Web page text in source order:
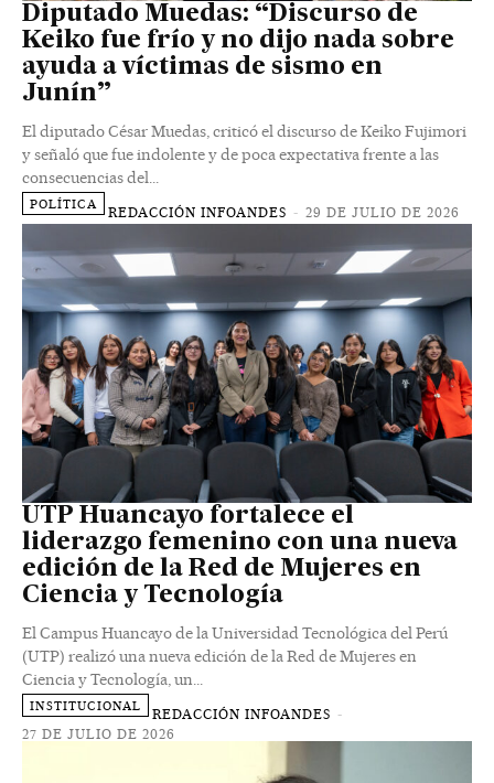
Diputado Muedas: “Discurso de
Keiko fue frío y no dijo nada sobre
ayuda a víctimas de sismo en
Junín”
El diputado César Muedas, criticó el discurso de Keiko Fujimori
y señaló que fue indolente y de poca expectativa frente a las
consecuencias del...
POLÍTICA REDACCIÓN INFOANDES - 29 DE JULIO DE 2026
UTP Huancayo fortalece el
liderazgo femenino con una nueva
edición de la Red de Mujeres en
Ciencia y Tecnología
El Campus Huancayo de la Universidad Tecnológica del Perú
(UTP) realizó una nueva edición de la Red de Mujeres en
Ciencia y Tecnología, un...
INSTITUCIONAL REDACCIÓN INFOANDES -
27 DE JULIO DE 2026